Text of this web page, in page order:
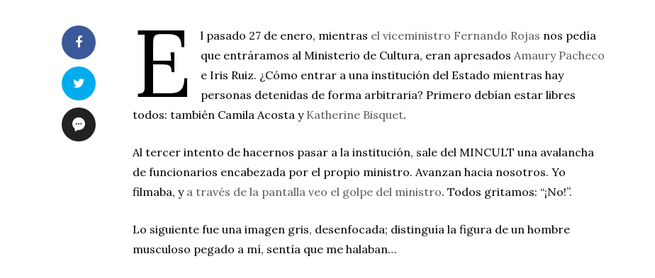
E l pasado 27 de enero, mientras el viceministro Fernando Rojas nos pedía
que entráramos al Ministerio de Cultura, eran apresados Amaury Pacheco
e Iris Ruiz. ¿Cómo entrar a una institución del Estado mientras hay
personas detenidas de forma arbitraria? Primero debían estar libres
todos: también Camila Acosta y Katherine Bisquet.
Al tercer intento de hacernos pasar a la institución, sale del MINCULT una avalancha
de funcionarios encabezada por el propio ministro. Avanzan hacia nosotros. Yo
filmaba, y a través de la pantalla veo el golpe del ministro. Todos gritamos: “¡No!”.
Lo siguiente fue una imagen gris, desenfocada; distinguía la figura de un hombre
musculoso pegado a mí, sentía que me halaban…